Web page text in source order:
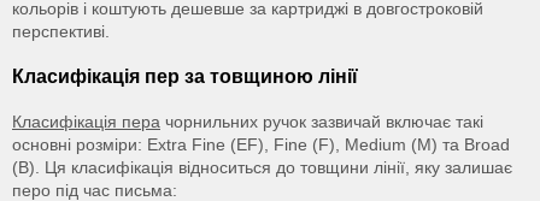
кольорів і коштують дешевше за картриджі в довгостроковій
перспективі.
Класифікація пер за товщиною лінії
Класифікація пера чорнильних ручок зазвичай включає такі
основні розміри: Extra Fine (EF), Fine (F), Medium (M) та Broad
(B). Ця класифікація відноситься до товщини лінії, яку залишає
перо під час письма: